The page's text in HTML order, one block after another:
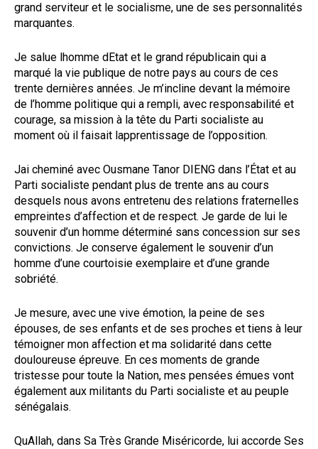
grand serviteur et le socialisme, une de ses personnalités
marquantes.
Je salue lhomme dEtat et le grand républicain qui a
marqué la vie publique de notre pays au cours de ces
trente dernières années. Je m’incline devant la mémoire
de l’homme politique qui a rempli, avec responsabilité et
courage, sa mission à la tête du Parti socialiste au
moment où il faisait lapprentissage de l’opposition.
Jai cheminé avec Ousmane Tanor DIENG dans l’État et au
Parti socialiste pendant plus de trente ans au cours
desquels nous avons entretenu des relations fraternelles
empreintes d’affection et de respect. Je garde de lui le
souvenir d’un homme déterminé sans concession sur ses
convictions. Je conserve également le souvenir d’un
homme d’une courtoisie exemplaire et d’une grande
sobriété.
Je mesure, avec une vive émotion, la peine de ses
épouses, de ses enfants et de ses proches et tiens à leur
témoigner mon affection et ma solidarité dans cette
douloureuse épreuve. En ces moments de grande
tristesse pour toute la Nation, mes pensées émues vont
également aux militants du Parti socialiste et au peuple
sénégalais.
QuAllah, dans Sa Très Grande Miséricorde, lui accorde Ses